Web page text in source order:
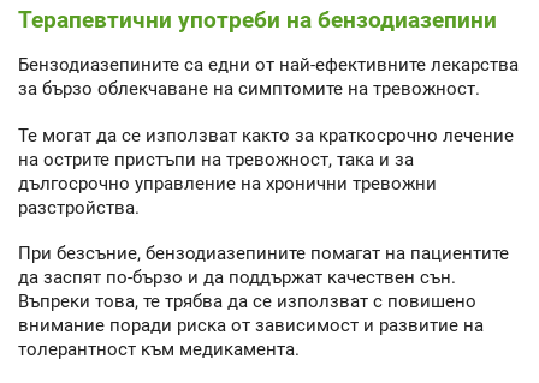
Терапевтични употреби на бензодиазепини
Бензодиазепините са едни от най-ефективните лекарства
за бързо облекчаване на симптомите на тревожност.
Те могат да се използват както за краткосрочно лечение
на острите пристъпи на тревожност, така и за
дългосрочно управление на хронични тревожни
разстройства.
При безсъние, бензодиазепините помагат на пациентите
да заспят по-бързо и да поддържат качествен сън.
Въпреки това, те трябва да се използват с повишено
внимание поради риска от зависимост и развитие на
толерантност към медикамента.